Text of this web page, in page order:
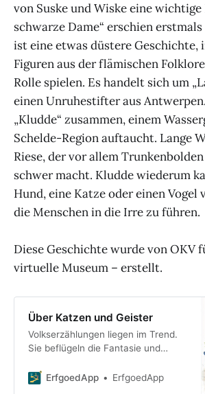
von Suske und Wiske eine wichtige
schwarze Dame“ erschien erstmals
ist eine etwas düstere Geschichte,
Figuren aus der flämischen
Rolle spielen. Es handelt sich um
einen Unruhestifter aus
„Kludde“ zusammen, einem
Schelde-Region auftaucht. Lange
Riese, der vor allem
schwer macht. Kludde wiederum
Hund, eine Katze oder einen Vogel
die Menschen in die Irre zu führen.
Diese Geschichte wurde von OKV
virtuelle Museum – erstellt.
Über Katzen und Geister
Volkserzählungen liegen im Trend.
Sie beflügeln die Fantasie und
zusätzliche Farbe. Sagen und
ErfgoedApp ErfgoedApp